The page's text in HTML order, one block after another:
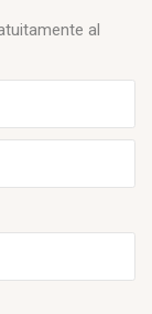
al